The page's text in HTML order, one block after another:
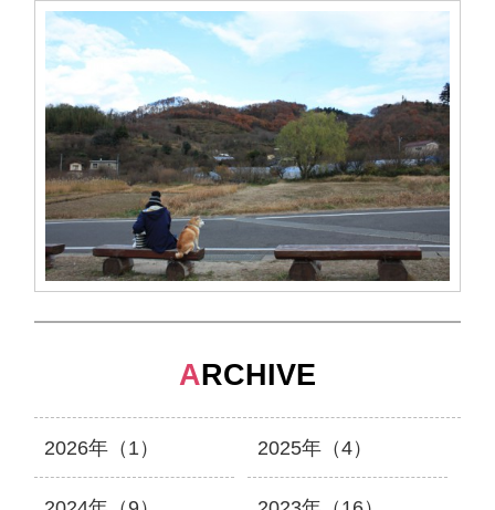
ARCHIVE
2026年（1） 2025年（4）